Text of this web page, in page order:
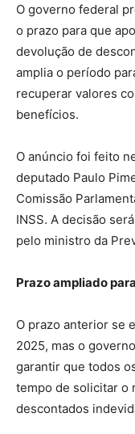
O governo federal
o prazo para que
devolução de
amplia o período
recuperar valores
benefícios.
O anúncio foi feito
deputado Paulo
Comissão
INSS. A decisão
pelo ministro da
Prazo ampliado
O prazo anterior se
2025, mas o
garantir que todos
tempo de solicitar o
descontados